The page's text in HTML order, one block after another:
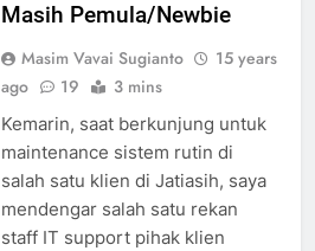
Masih Pemula/Newbie
Masim Vavai Sugianto
15 years
ago
19 3 mins
Kemarin, saat berkunjung untuk
maintenance sistem rutin di
salah satu klien di Jatiasih, saya
mendengar salah satu rekan
staff IT support pihak klien